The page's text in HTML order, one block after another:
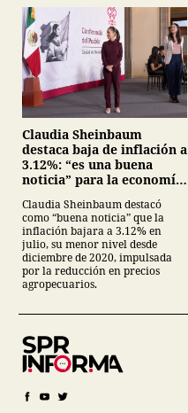
Claudia Sheinbaum
destaca baja de inflación a
3.12%: “es una buena
noticia” para la economía
Claudia Sheinbaum destacó
como “buena noticia” que la
inflación bajara a 3.12% en
julio, su menor nivel desde
diciembre de 2020, impulsada
por la reducción en precios
agropecuarios.